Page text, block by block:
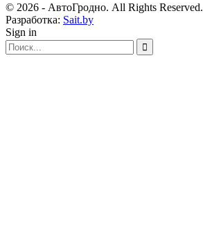
© 2026 - АвтоГродно. All Rights Reserved.
Разработка: Sait.by
Sign in